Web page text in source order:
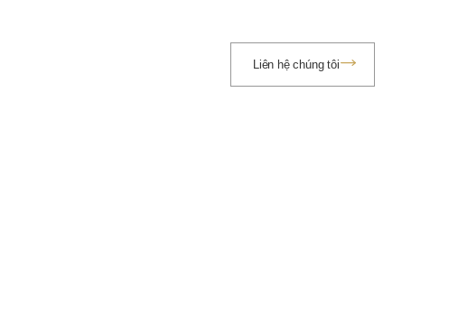
Liên hệ chúng tôi